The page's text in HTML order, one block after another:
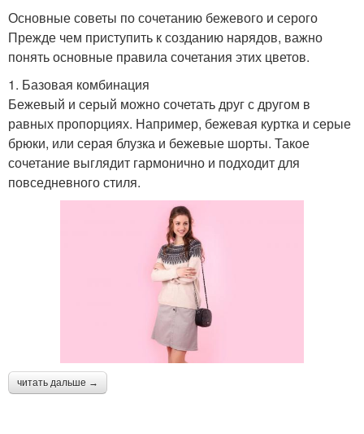
Основные советы по сочетанию бежевого и серого
Прежде чем приступить к созданию нарядов, важно
понять основные правила сочетания этих цветов.
1. Базовая комбинация
Бежевый и серый можно сочетать друг с другом в
равных пропорциях. Например, бежевая куртка и серые
брюки, или серая блузка и бежевые шорты. Такое
сочетание выглядит гармонично и подходит для
повседневного стиля.
читать дальше →